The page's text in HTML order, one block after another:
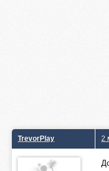
TrevorPlay 2